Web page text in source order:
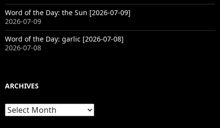
Word of the Day: the Sun [2026-07-09]
2026-07-09
Word of the Day: garlic [2026-07-08]
2026-07-08
ARCHIVES
Archives